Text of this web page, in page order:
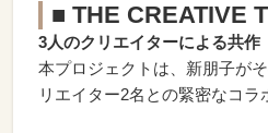
■ THE CREATIVE
3人のクリエイターによる共作
本プロジェクトは、新朋子が
リエイター2名との緊密なコラ